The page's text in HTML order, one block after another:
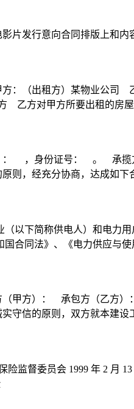
片发行意向合同排版上和
：（出租方）某物业公司
乙方对甲方所要出租的房
： ，身份证号： 。 承揽
则，经充分协商，达成如下
（以下简称供电人）和电力
国合同法》、《电力供应与
甲方）： 承包方（乙方）
守信的原则，双方就本建设
监督委员会 1999 年 2 月